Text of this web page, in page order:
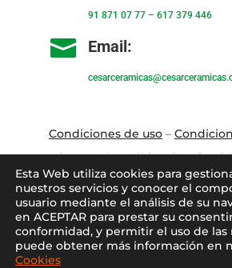
91 871 07 77– 617 379 446
 Email:
Condiciones de uso–
Aviso Legal–Política de
de cookies
Blog–Contacto–Conócenos
Esta Web utiliza cookies para
nuestros servicios y conocer el
usuario mediante el análisis de su
en ACEPTAR para prestar su
conformidad, y permitir el uso de las
puede obtener más información en
Cookies